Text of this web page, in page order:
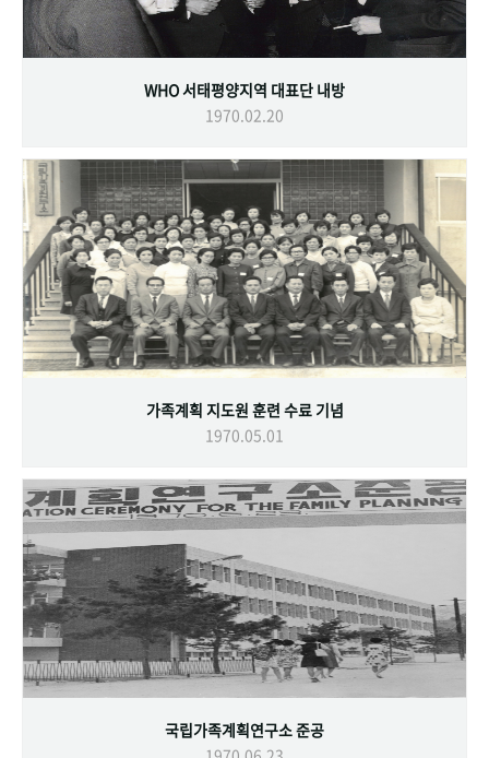
WHO 서태평양지역 대표단 내방
1970.02.20
가족계획 지도원 훈련 수료 기념
1970.05.01
국립가족계획연구소 준공